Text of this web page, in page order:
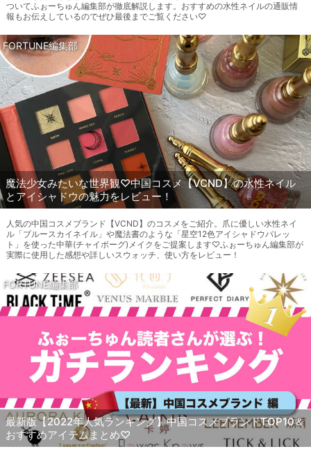
ついてふぉーちゅん編集部が徹底解説します。おすすめの水性ネイルの通販情
報もお伝えしているのでぜひ最後までご覧ください♡
FORTUNE編集部
魔法少女みたいな世界観♡中国コスメ【VCND】の水性ネイル
とアイシャドウの魅力をレビュー！
人気の中国コスメブランド【VCND】のコスメをご紹介。爪に優しい水性ネイ
ル「ブルースカイネイル」や魔法書のような「星空12色アイシャドウパレッ
ト」を使った中華(チャイボーグ)メイクをご提案します♡ふぉーちゅん編集部が
実際に使用した感想や詳しいスウォッチ、使い方をレビュー！
FORTUNE編集部
最新版【2022年人気ランキング】中国コスメブランドTOP10＆
おすすめアイテムまとめ♡